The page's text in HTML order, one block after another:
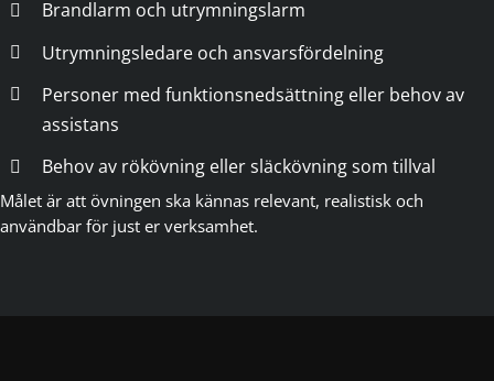
Brandlarm och utrymningslarm
Utrymningsledare och ansvarsfördelning
Personer med funktionsnedsättning eller behov av
assistans
Behov av rökövning eller släckövning som tillval
Målet är att övningen ska kännas relevant, realistisk och
användbar för just er verksamhet.